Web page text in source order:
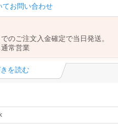
てお問い合わせ
のご注文入金確定で当日発送。
常営業
能店がオープンいたしましたの
を読む